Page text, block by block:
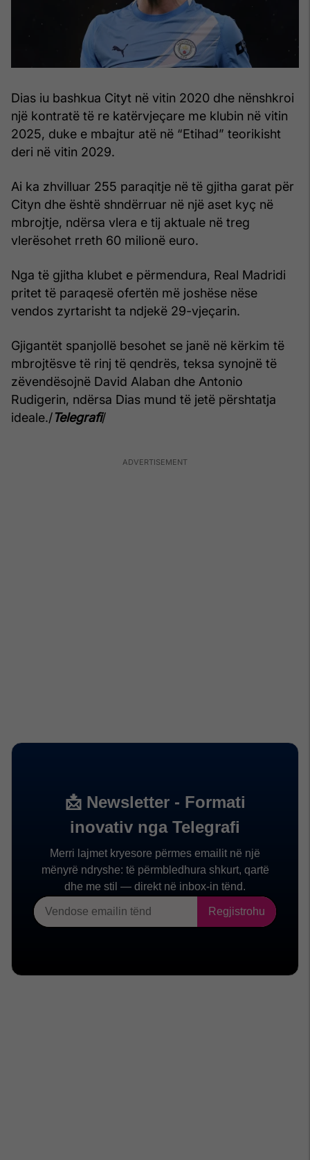
Dias iu bashkua Cityt në vitin 2020 dhe nënshkroi
një kontratë të re katërvjeçare me klubin në vitin
2025, duke e mbajtur atë në “Etihad” teorikisht
deri në vitin 2029.
Ai ka zhvilluar 255 paraqitje në të gjitha garat për
Cityn dhe është shndërruar në një aset kyç në
mbrojtje, ndërsa vlera e tij aktuale në treg
vlerësohet rreth 60 milionë euro.
Nga të gjitha klubet e përmendura, Real Madridi
pritet të paraqesë ofertën më joshëse nëse
vendos zyrtarisht ta ndjekë 29-vjeçarin.
Gjigantët spanjollë besohet se janë në kërkim të
mbrojtësve të rinj të qendrës, teksa synojnë të
zëvendësojnë David Alaban dhe Antonio
Rudigerin, ndërsa Dias mund të jetë përshtatja
ideale./Telegrafi/